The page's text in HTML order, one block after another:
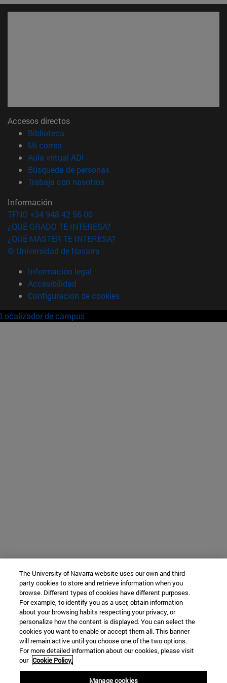
Accesos directos
Biblioteca
Mi correo(abre en nueva ventana)
Aula virtual ADI
Búsqueda de personas(abre en nueva ventana)
Trabaja con nosotros(abre en nueva ventana)
Información
TFNO +34 948 42 56 00
¿QUÉ GRADO TE INTERESA?
¿QUÉ MÁSTER TE INTERESA?
© Universidad de Navarra
Información legal
Accesibilidad
Configuración de cookies
Localizador de campus
The University of Navarra website uses our own and third-
party cookies to store and retrieve information when you
browse. Different types of cookies have different purposes.
For example, to identify you as a user, obtain information
about your browsing habits respecting your privacy, or
personalize how the content is displayed. You can select the
cookies you want to enable or accept them all. This banner
will remain active until you choose one of the two options.
For more detailed information about our cookies, please visit
our Cookie Policy.
Manage cookies